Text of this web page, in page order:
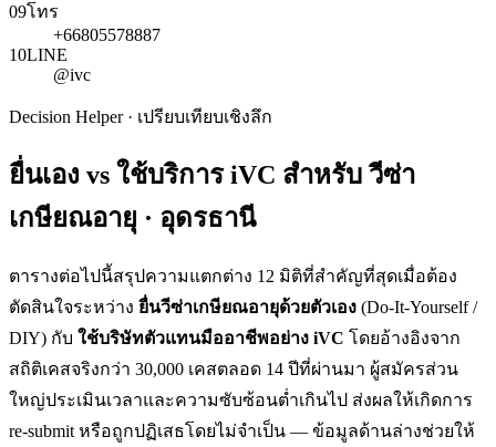
09โทร
+66805578887
10LINE
@ivc
Decision Helper · เปรียบเทียบเชิงลึก
ยื่นเอง vs ใช้บริการ iVC สำหรับวีซ่า
เกษียณอายุ · อุดรธานี
ตารางต่อไปนี้สรุปความแตกต่าง 12 มิติที่สำคัญที่สุดเมื่อต้อง
ตัดสินใจระหว่าง ยื่นวีซ่าเกษียณอายุด้วยตัวเอง (Do-It-Yourself /
DIY) กับ ใช้บริษัทตัวแทนมืออาชีพอย่าง iVC โดยอ้างอิงจาก
สถิติเคสจริงกว่า 30,000 เคสตลอด 14 ปีที่ผ่านมา ผู้สมัครส่วน
ใหญ่ประเมินเวลาและความซับซ้อนต่ำเกินไป ส่งผลให้เกิดการ
re-submit หรือถูกปฏิเสธโดยไม่จำเป็น — ข้อมูลด้านล่างช่วยให้